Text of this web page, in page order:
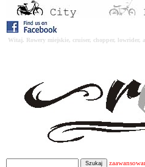
Witaj. Rowery miejskie, cruiser, chopper, lowrider,